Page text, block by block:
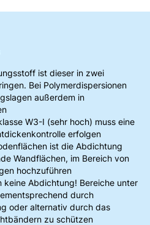
ist dieser in zwei
Bei Polymerdispersionen
außerdem in
W3-I (sehr hoch) muss eine
erfolgen
ist die Abdichtung
Wandflächen, im Bereich von
hochzuführen
Abdichtung! Bereiche unter
durch
oder alternativ durch das
zu schützen